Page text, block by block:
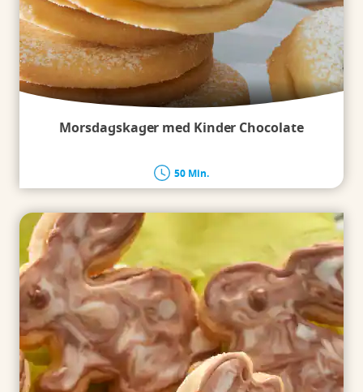
Morsdagskager med Kinder Chocolate
50 Min.